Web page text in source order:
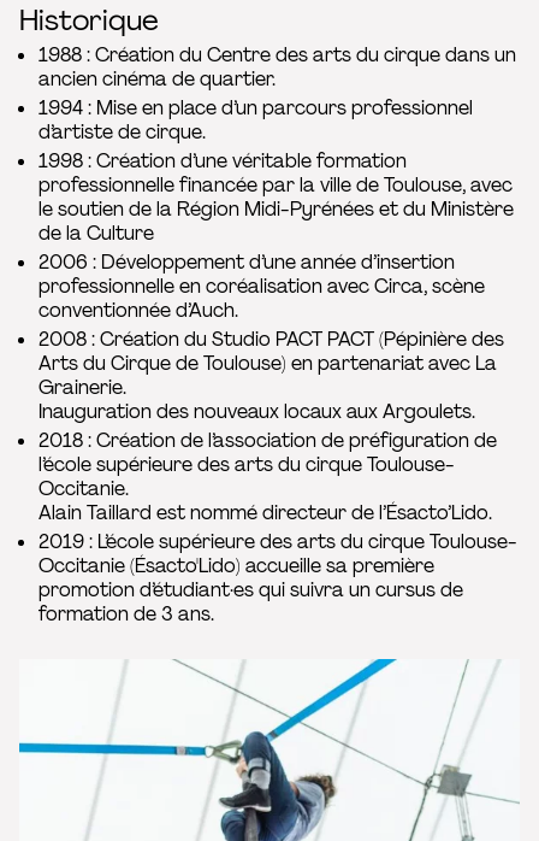
Historique
1988 : Création du Centre des arts du cirque dans un
ancien cinéma de quartier.
1994 : Mise en place d’un parcours professionnel
d’artiste de cirque.
1998 : Création d’une véritable formation
professionnelle financée par la ville de Toulouse, avec
le soutien de la Région Midi-Pyrénées et du Ministère
de la Culture
2006 : Développement d’une année d’insertion
professionnelle en coréalisation avec Circa, scène
conventionnée d’Auch.
2008 : Création du Studio PACT PACT (Pépinière des
Arts du Cirque de Toulouse) en partenariat avec La
Grainerie.
Inauguration des nouveaux locaux aux Argoulets.
2018 : Création de l’association de préfiguration de
l’école supérieure des arts du cirque Toulouse-
Occitanie.
Alain Taillard est nommé directeur de l’Ésacto’Lido.
2019 : L’école supérieure des arts du cirque Toulouse-
Occitanie (Ésacto'Lido) accueille sa première
promotion d’étudiant·es qui suivra un cursus de
formation de 3 ans.